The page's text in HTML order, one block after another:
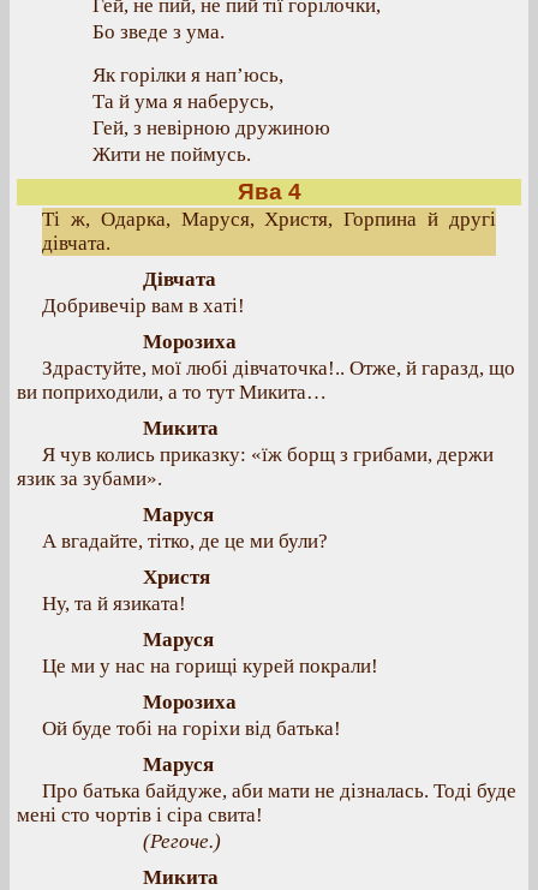
Гей, не пий, не пий тії горілочки,
Бо зведе з ума.
Як горілки я нап’юсь,
Та й ума я наберусь,
Гей, з невірною дружиною
Жити не поймусь.
Ява 4
Ті ж, Одарка, Маруся, Христя, Горпина й другі
дівчата.
Дівчата
Добривечір вам в хаті!
Морозиха
Здрастуйте, мої любі дівчаточка!.. Отже, й гаразд, що
ви поприходили, а то тут Микита…
Микита
Я чув колись приказку: «їж борщ з грибами, держи
язик за зубами».
Маруся
А вгадайте, тітко, де це ми були?
Христя
Ну, та й язиката!
Маруся
Це ми у нас на горищі курей покрали!
Морозиха
Ой буде тобі на горіхи від батька!
Маруся
Про батька байдуже, аби мати не дізналась. Тоді буде
мені сто чортів і сіра свита!
(Регоче.)
Микита